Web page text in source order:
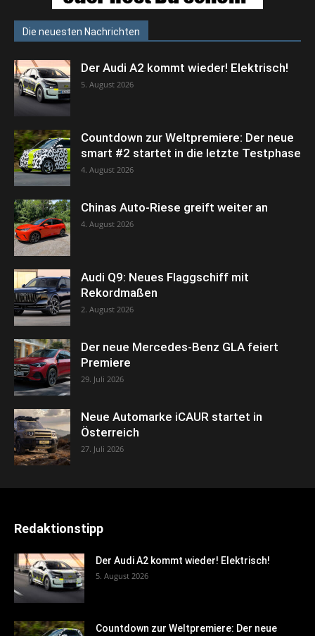
Die neuesten Nachrichten
Der Audi A2 kommt wieder! Elektrisch!
5. August 2026
Countdown zur Weltpremiere: Der neue
smart #2 startet in die letzte Testphase
4. August 2026
Chinas Auto-Riese greift weiter an
4. August 2026
Audi Q9: Neues Flaggschiff mit
Rekordmaßen
2. August 2026
Der neue Mercedes-Benz GLA feiert
Premiere
29. Juli 2026
Neue Automarke iCAUR startet in
Österreich
27. Juli 2026
Redaktionstipp
Der Audi A2 kommt wieder! Elektrisch!
5. August 2026
Countdown zur Weltpremiere: Der neue